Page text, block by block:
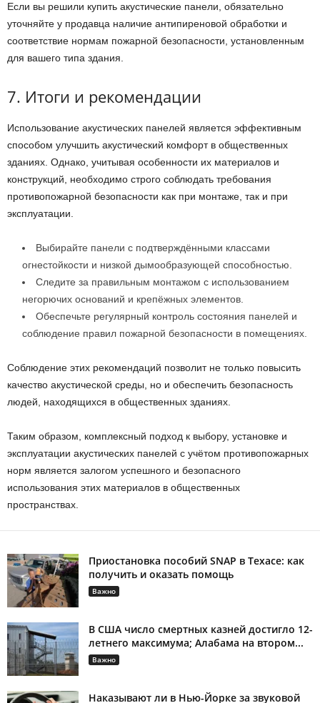
Если вы решили купить акустические панели, обязательно
уточняйте у продавца наличие антипиреновой обработки и
соответствие нормам пожарной безопасности, установленным
для вашего типа здания.
7. Итоги и рекомендации
Использование акустических панелей является эффективным
способом улучшить акустический комфорт в общественных
зданиях. Однако, учитывая особенности их материалов и
конструкций, необходимо строго соблюдать требования
противопожарной безопасности как при монтаже, так и при
эксплуатации.
Выбирайте панели с подтверждёнными классами
огнестойкости и низкой дымообразующей способностью.
Следите за правильным монтажом с использованием
негорючих оснований и крепёжных элементов.
Обеспечьте регулярный контроль состояния панелей и
соблюдение правил пожарной безопасности в помещениях.
Соблюдение этих рекомендаций позволит не только повысить
качество акустической среды, но и обеспечить безопасность
людей, находящихся в общественных зданиях.
Таким образом, комплексный подход к выбору, установке и
эксплуатации акустических панелей с учётом противопожарных
норм является залогом успешного и безопасного
использования этих материалов в общественных
пространствах.
Приостановка пособий SNAP в Техасе: как
получить и оказать помощь
Важно
В США число смертных казней достигло 12-
летнего максимума; Алабама на втором...
Важно
Наказывают ли в Нью-Йорке за звуковой